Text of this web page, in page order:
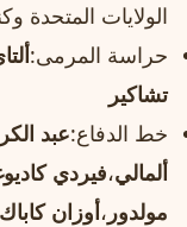
الولايات المتحدة
حراسة المرمى:
تشاكير
خط الدفاع:عبد
ألمالي،فيردي
مولدور ،أوزان كاباك